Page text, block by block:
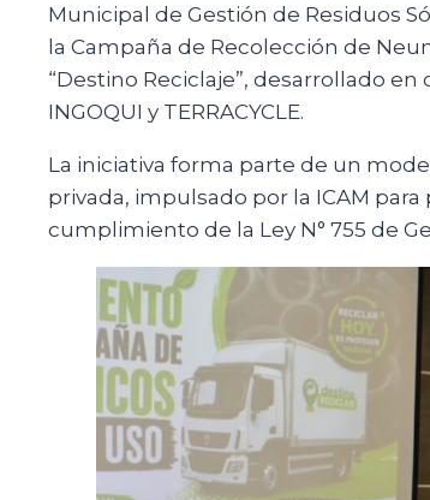
Municipal de Gestión de Residuos
la Campaña de Recolección de
“Destino Reciclaje”, desarrollado
INGOQUI y TERRACYCLE.
La iniciativa forma parte de un
privada, impulsado por la ICAM
cumplimiento de la Ley N° 755 de